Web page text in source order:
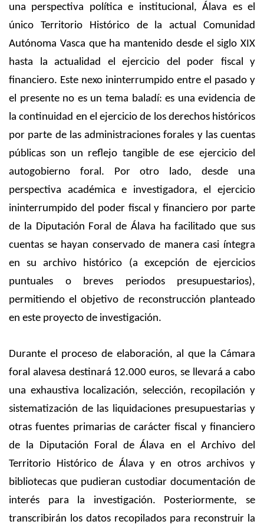
una perspectiva política e institucional, Álava es el
único Territorio Histórico de la actual Comunidad
Autónoma Vasca que ha mantenido desde el siglo XIX
hasta la actualidad el ejercicio del poder fiscal y
financiero. Este nexo ininterrumpido entre el pasado y
el presente no es un tema baladí: es una evidencia de
la continuidad en el ejercicio de los derechos históricos
por parte de las administraciones forales y las cuentas
públicas son un reflejo tangible de ese ejercicio del
autogobierno foral. Por otro lado, desde una
perspectiva académica e investigadora, el ejercicio
ininterrumpido del poder fiscal y financiero por parte
de la Diputación Foral de Álava ha facilitado que sus
cuentas se hayan conservado de manera casi íntegra
en su archivo histórico (a excepción de ejercicios
puntuales o breves periodos presupuestarios),
permitiendo el objetivo de reconstrucción planteado
en este proyecto de investigación.
Durante el proceso de elaboración, al que la Cámara
foral alavesa destinará 12.000 euros, se llevará a cabo
una exhaustiva localización, selección, recopilación y
sistematización de las liquidaciones presupuestarias y
otras fuentes primarias de carácter fiscal y financiero
de la Diputación Foral de Álava en el Archivo del
Territorio Histórico de Álava y en otros archivos y
bibliotecas que pudieran custodiar documentación de
interés para la investigación. Posteriormente, se
transcribirán los datos recopilados para reconstruir la